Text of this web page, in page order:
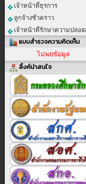
เจ้าหน้าที่ธุรการ
ลูกจ้างชั่วคราว
เจ้าหน้าที่รักษาความปลอ
แบบสำรวจความคิดเห็น
ไม่พบข้อมูล
ลิ้งค์น่าสนใจ